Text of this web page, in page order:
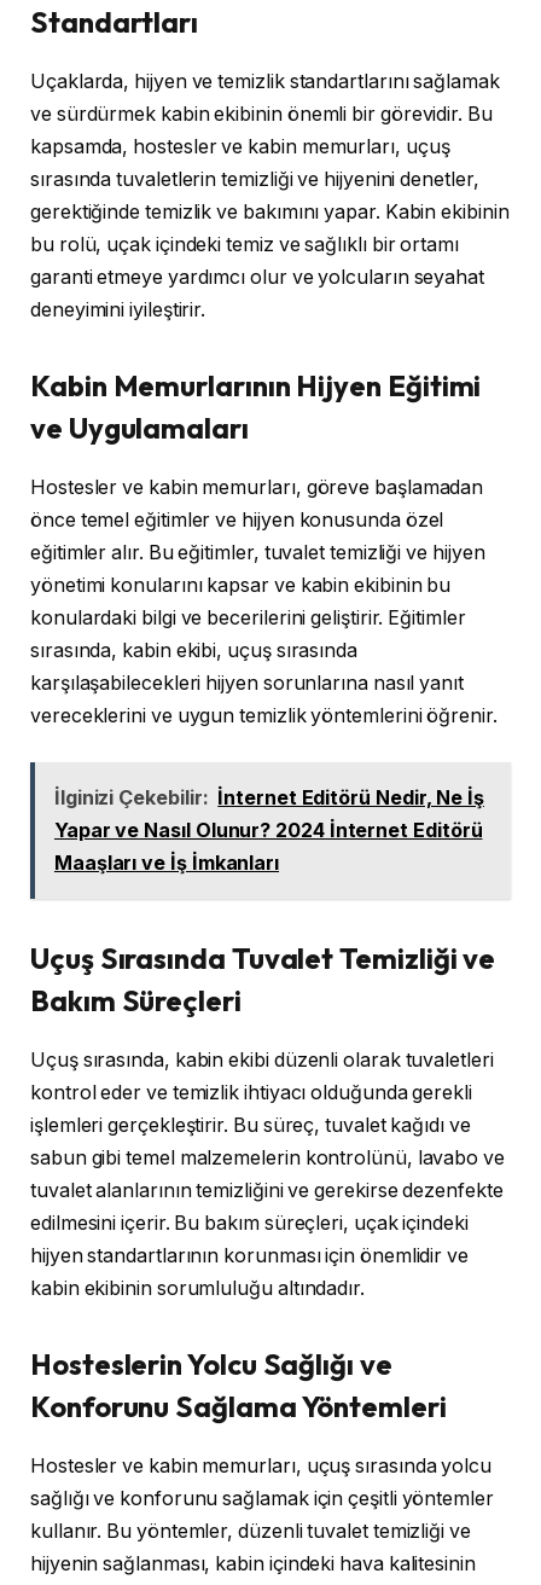
Standartları
Uçaklarda, hijyen ve temizlik standartlarını sağlamak
ve sürdürmek kabin ekibinin önemli bir görevidir. Bu
kapsamda, hostesler ve kabin memurları, uçuş
sırasında tuvaletlerin temizliği ve hijyenini denetler,
gerektiğinde temizlik ve bakımını yapar. Kabin ekibinin
bu rolü, uçak içindeki temiz ve sağlıklı bir ortamı
garanti etmeye yardımcı olur ve yolcuların seyahat
deneyimini iyileştirir.
Kabin Memurlarının Hijyen Eğitimi
ve Uygulamaları
Hostesler ve kabin memurları, göreve başlamadan
önce temel eğitimler ve hijyen konusunda özel
eğitimler alır. Bu eğitimler, tuvalet temizliği ve hijyen
yönetimi konularını kapsar ve kabin ekibinin bu
konulardaki bilgi ve becerilerini geliştirir. Eğitimler
sırasında, kabin ekibi, uçuş sırasında
karşılaşabilecekleri hijyen sorunlarına nasıl yanıt
vereceklerini ve uygun temizlik yöntemlerini öğrenir.
İlginizi Çekebilir: İnternet Editörü Nedir, Ne İş
Yapar ve Nasıl Olunur? 2024 İnternet Editörü
Maaşları ve İş İmkanları
Uçuş Sırasında Tuvalet Temizliği ve
Bakım Süreçleri
Uçuş sırasında, kabin ekibi düzenli olarak tuvaletleri
kontrol eder ve temizlik ihtiyacı olduğunda gerekli
işlemleri gerçekleştirir. Bu süreç, tuvalet kağıdı ve
sabun gibi temel malzemelerin kontrolünü, lavabo ve
tuvalet alanlarının temizliğini ve gerekirse dezenfekte
edilmesini içerir. Bu bakım süreçleri, uçak içindeki
hijyen standartlarının korunması için önemlidir ve
kabin ekibinin sorumluluğu altındadır.
Hosteslerin Yolcu Sağlığı ve
Konforunu Sağlama Yöntemleri
Hostesler ve kabin memurları, uçuş sırasında yolcu
sağlığı ve konforunu sağlamak için çeşitli yöntemler
kullanır. Bu yöntemler, düzenli tuvalet temizliği ve
hijyenin sağlanması, kabin içindeki hava kalitesinin